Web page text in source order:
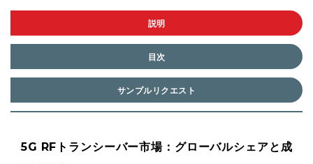
説明
目次
サンプルリクエスト
5G RFトランシーバー市場：グローバルシェアと成